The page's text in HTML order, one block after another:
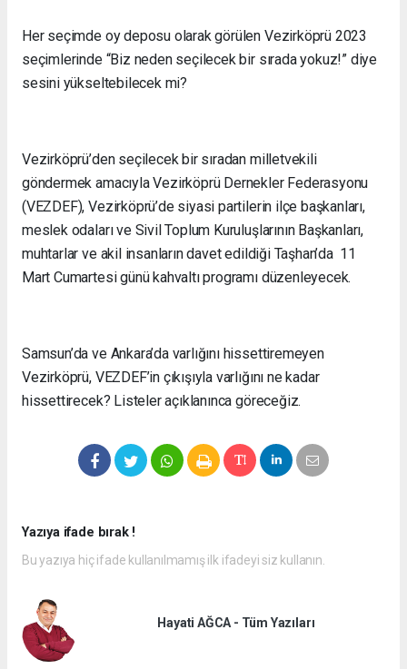
Her seçimde oy deposu olarak görülen Vezirköprü 2023
seçimlerinde “Biz neden seçilecek bir sırada yokuz!” diye
sesini yükseltebilecek mi?
Vezirköprü’den seçilecek bir sıradan milletvekili
göndermek amacıyla Vezirköprü Dernekler Federasyonu
(VEZDEF), Vezirköprü’de siyasi partilerin ilçe başkanları,
meslek odaları ve Sivil Toplum Kuruluşlarının Başkanları,
muhtarlar ve akil insanların davet edildiği Taşhan’da 11
Mart Cumartesi günü kahvaltı programı düzenleyecek.
Samsun’da ve Ankara’da varlığını hissettiremeyen
Vezirköprü, VEZDEF’in çıkışıyla varlığını ne kadar
hissettirecek? Listeler açıklanınca göreceğiz.
Yazıya ifade bırak !
Bu yazıya hiç ifade kullanılmamış ilk ifadeyi siz kullanın.
Hayati AĞCA - Tüm Yazıları